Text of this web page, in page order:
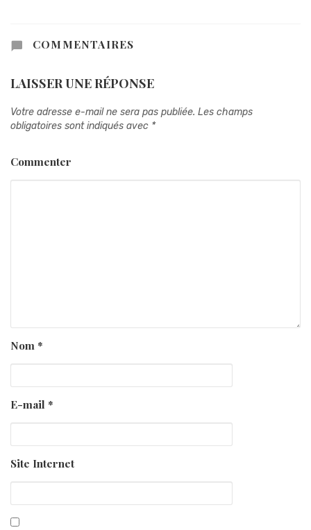
COMMENTAIRES
LAISSER UNE RÉPONSE
Votre adresse e-mail ne sera pas publiée. Les champs
obligatoires sont indiqués avec *
Commenter
Nom*
E-mail *
Site Internet